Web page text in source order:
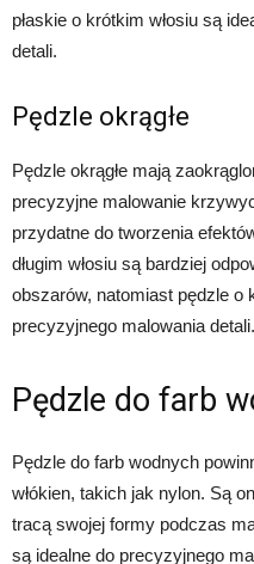
płaskie o krótkim włosiu są
detali.
Pędzle okrągłe
Pędzle okrągłe mają
precyzyjne malowanie
przydatne do tworzenia
długim włosiu są bardziej
obszarów, natomiast pędzle o
precyzyjnego malowania detali.
Pędzle do farb
Pędzle do farb wodnych
włókien, takich jak nylon. Są
tracą swojej formy podczas
są idealne do precyzyjnego